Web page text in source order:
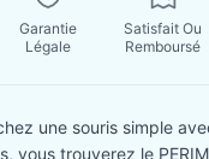
Garantie
Légale
Satisfait Ou
Remboursé
une souris simple
vous trouverez le